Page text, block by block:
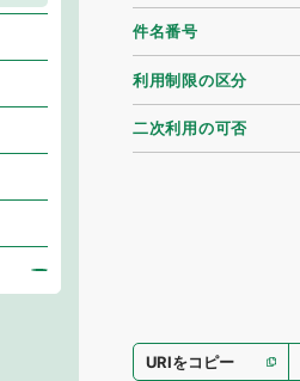
件名番号
利用制限の区分
二次利用の可否
URIをコピー